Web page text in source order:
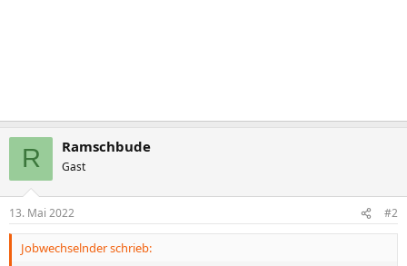
R Ramschbude
Gast
13. Mai 2022 #2
Jobwechselnder schrieb: